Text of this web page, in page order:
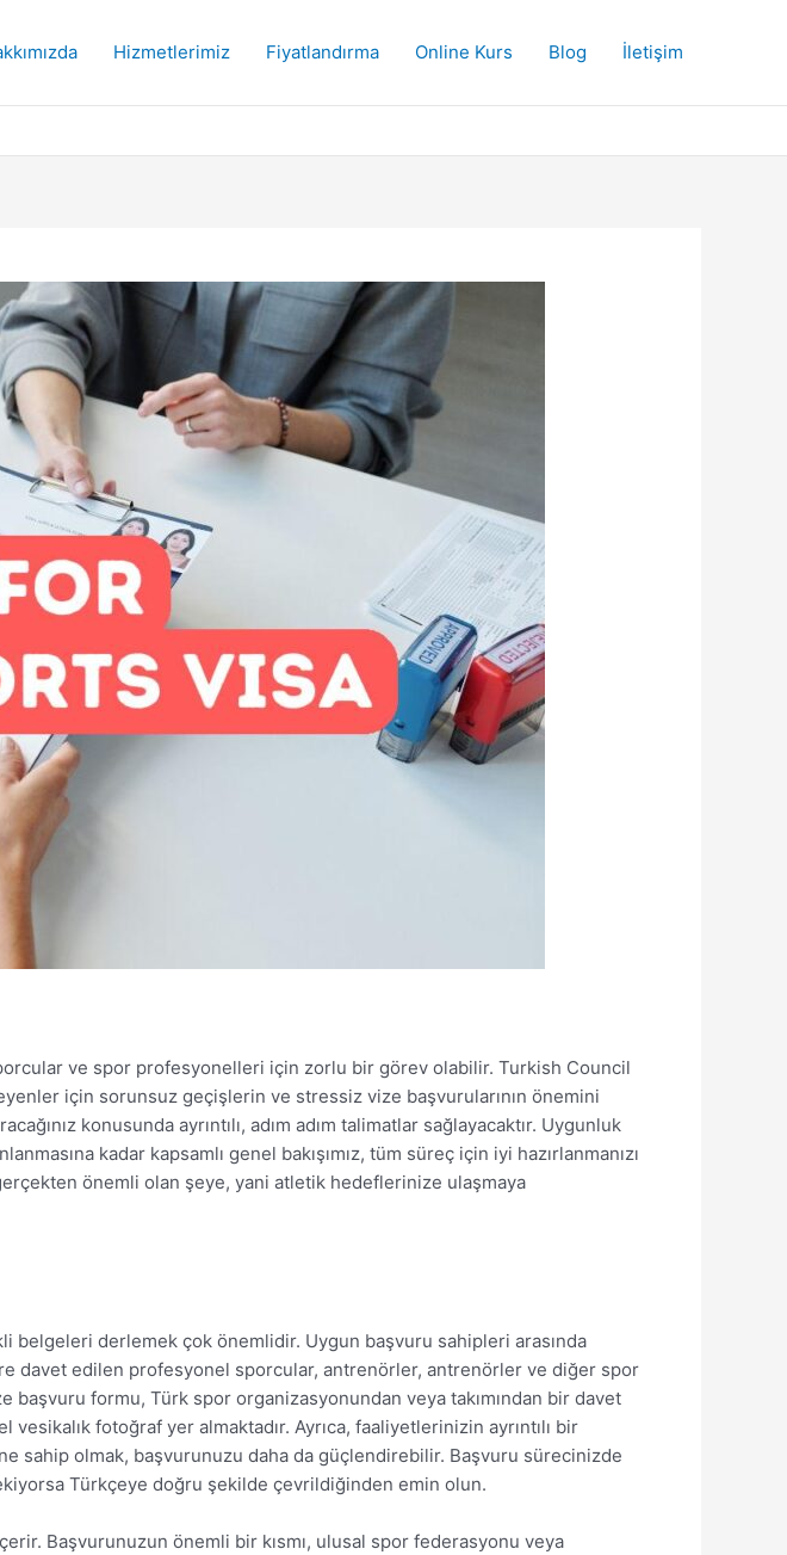
Hizmetlerimiz Fiyatlandırma Online Kurs Blog İletişim
ve spor profesyonelleri için zorlu bir görev olabilir. Turkish Council
için sorunsuz geçişlerin ve stressiz vize başvurularının önemini
konusunda ayrıntılı, adım adım talimatlar sağlayacaktır. Uygunluk
kadar kapsamlı genel bakışımız, tüm süreç için iyi hazırlanmanızı
önemli olan şeye, yani atletik hedeflerinize ulaşmaya
derlemek çok önemlidir. Uygun başvuru sahipleri arasında
davet edilen profesyonel sporcular, antrenörler, antrenörler ve diğer spor
formu, Türk spor organizasyonundan veya takımından bir davet
fotoğraf yer almaktadır. Ayrıca, faaliyetlerinizin ayrıntılı bir
sahip olmak, başvurunuzu daha da güçlendirebilir. Başvuru sürecinizde
Türkçeye doğru şekilde çevrildiğinden emin olun.
Başvurunuzun önemli bir kısmı, ulusal spor federasyonu veya